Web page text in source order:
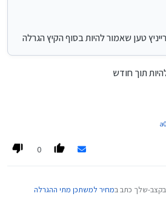
טען שאמור להיות בסוף הקיץ הגרלה
תוך חודש
0
שלך כתב במחיר למשתכן מתי ההגרלה